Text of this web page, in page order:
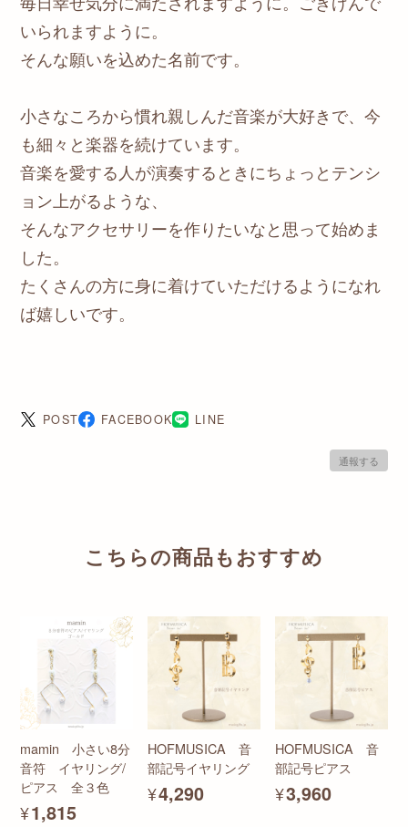
いられますように。
そんな願いを込めた名前です。
小さなころから慣れ親しんだ音楽が大好きで、今
も細々と楽器を続けています。
音楽を愛する人が演奏するときにちょっとテンシ
ョン上がるような、
そんなアクセサリーを作りたいなと思って始めま
した。
たくさんの方に身に着けていただけるようになれ
ば嬉しいです。
POST FACEBOOK LINE
通報する
こちらの商品もおすすめ
mamin 小さい8分
音符 イヤリング/
ピアス 全３色
¥1,815
HOFMUSICA 音
部記号イヤリング
¥4,290
HOFMUSICA 音
部記号ピアス
¥3,960